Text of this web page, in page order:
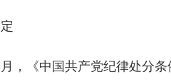
《中国共产党纪律处分条